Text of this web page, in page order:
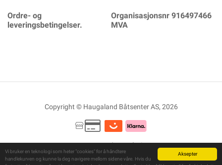
Aksepter
Vi bruker en teknologi som heter "cookies" for å håndtere
handlekurven og kunne la deg navigere mellom sidene våre. Hvis du
Ordre- og
leveringsbetingelser.
Organisasjonsnr 916497466
MVA
Copyright © Haugaland Båtsenter AS, 2026
Powered ByTelaris